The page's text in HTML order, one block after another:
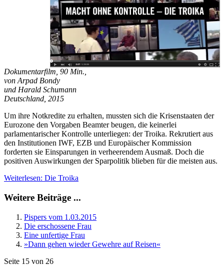
Dokumentarfilm, 90 Min.,
von Arpad Bondy
und Harald Schumann
Deutschland, 2015
Um ihre Notkredite zu erhalten, mussten sich die Krisenstaaten der
Eurozone den Vorgaben Beamter beugen, die keinerlei
parlamentarischer Kontrolle unterliegen: der Troika. Rekrutiert aus
den Institutionen IWF, EZB und Europäischer Kommission
forderten sie Einsparungen in verheerendem Ausmaß. Doch die
positiven Auswirkungen der Sparpolitik blieben für die meisten aus.
Weiterlesen: Die Troika
Weitere Beiträge ...
Pispers vom 1.03.2015
Die erschossene Frau
Eine unfertige Frau
»Dann gehen wieder Gewehre auf Reisen«
Seite 15 von 26